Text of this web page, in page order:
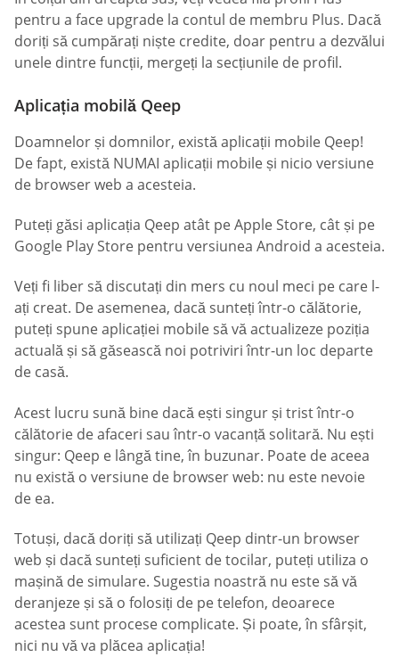
pentru a face upgrade la contul de membru Plus. Dacă
doriți să cumpărați niște credite, doar pentru a dezvălui
unele dintre funcții, mergeți la secțiunile de profil.
Aplicația mobilă Qeep
Doamnelor și domnilor, există aplicații mobile Qeep!
De fapt, există NUMAI aplicații mobile și nicio versiune
de browser web a acesteia.
Puteți găsi aplicația Qeep atât pe Apple Store, cât și pe
Google Play Store pentru versiunea Android a acesteia.
Veți fi liber să discutați din mers cu noul meci pe care l-
ați creat. De asemenea, dacă sunteți într-o călătorie,
puteți spune aplicației mobile să vă actualizeze poziția
actuală și să găsească noi potriviri într-un loc departe
de casă.
Acest lucru sună bine dacă ești singur și trist într-o
călătorie de afaceri sau într-o vacanță solitară. Nu ești
singur: Qeep e lângă tine, în buzunar. Poate de aceea
nu există o versiune de browser web: nu este nevoie
de ea.
Totuși, dacă doriți să utilizați Qeep dintr-un browser
web și dacă sunteți suficient de tocilar, puteți utiliza o
mașină de simulare. Sugestia noastră nu este să vă
deranjeze și să o folosiți de pe telefon, deoarece
acestea sunt procese complicate. Și poate, în sfârșit,
nici nu vă va plăcea aplicația!